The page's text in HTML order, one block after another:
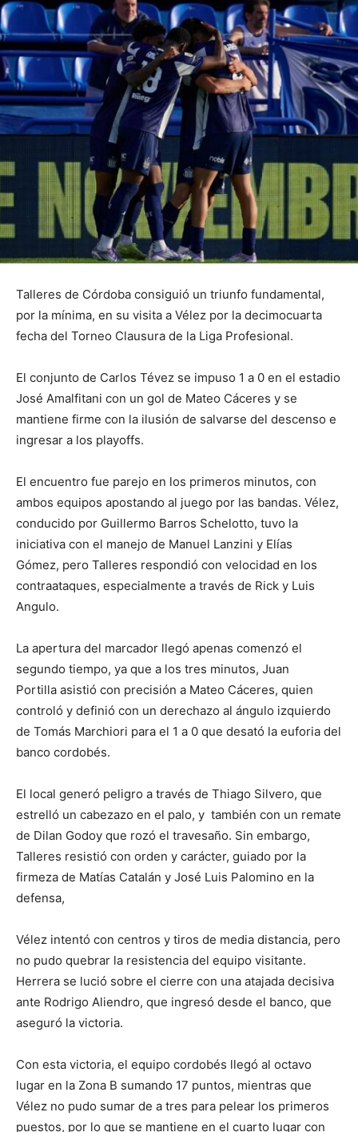
Talleres de Córdoba consiguió un triunfo fundamental,
por la mínima, en su visita a Vélez por la decimocuarta
fecha del Torneo Clausura de la Liga Profesional.
El conjunto de Carlos Tévez se impuso 1 a 0 en el estadio
José Amalfitani con un gol de Mateo Cáceres y se
mantiene firme con la ilusión de salvarse del descenso e
ingresar a los playoffs.
El encuentro fue parejo en los primeros minutos, con
ambos equipos apostando al juego por las bandas. Vélez,
conducido por Guillermo Barros Schelotto, tuvo la
iniciativa con el manejo de Manuel Lanzini y Elías
Gómez, pero Talleres respondió con velocidad en los
contraataques, especialmente a través de Rick y Luis
Angulo.
La apertura del marcador llegó apenas comenzó el
segundo tiempo, ya que a los tres minutos, Juan
Portilla asistió con precisión a Mateo Cáceres, quien
controló y definió con un derechazo al ángulo izquierdo
de Tomás Marchiori para el 1 a 0 que desató la euforia del
banco cordobés.
El local generó peligro a través de Thiago Silvero, que
estrelló un cabezazo en el palo, y también con un remate
de Dilan Godoy que rozó el travesaño. Sin embargo,
Talleres resistió con orden y carácter, guiado por la
firmeza de Matías Catalán y José Luis Palomino en la
defensa,
Vélez intentó con centros y tiros de media distancia, pero
no pudo quebrar la resistencia del equipo visitante.
Herrera se lució sobre el cierre con una atajada decisiva
ante Rodrigo Aliendro, que ingresó desde el banco, que
aseguró la victoria.
Con esta victoria, el equipo cordobés llegó al octavo
lugar en la Zona B sumando 17 puntos, mientras que
Vélez no pudo sumar de a tres para pelear los primeros
puestos, por lo que se mantiene en el cuarto lugar con